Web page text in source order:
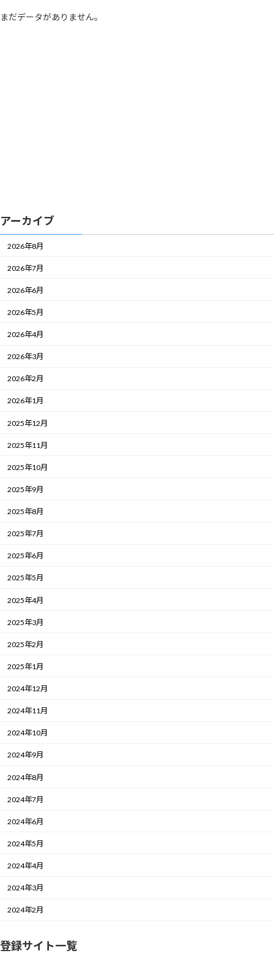
まだデータがありません。
アーカイブ
2026年8月
2026年7月
2026年6月
2026年5月
2026年4月
2026年3月
2026年2月
2026年1月
2025年12月
2025年11月
2025年10月
2025年9月
2025年8月
2025年7月
2025年6月
2025年5月
2025年4月
2025年3月
2025年2月
2025年1月
2024年12月
2024年11月
2024年10月
2024年9月
2024年8月
2024年7月
2024年6月
2024年5月
2024年4月
2024年3月
2024年2月
登録サイト一覧